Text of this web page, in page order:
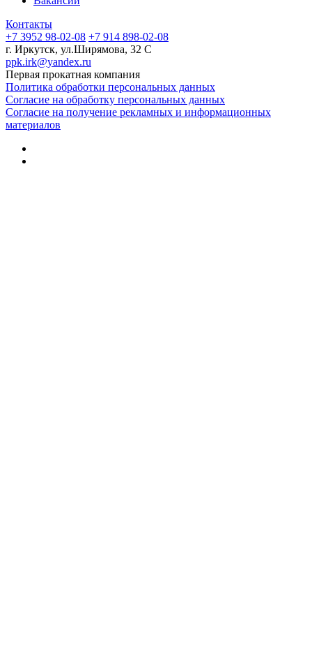
Контакты
+7 3952 98-02-08 +7 914 898-02-08
г. Иркутск, ул.Ширямова, 32 С
ppk.irk@yandex.ru
Первая прокатная компания
Политика обработки персональных данных
Согласие на обработку персональных данных
Согласие на получение рекламных и информационных
материалов